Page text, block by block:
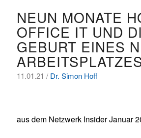
NEUN MONATE
OFFICE IT UND
GEBURT EINES
11.01.21 / Dr. Simon Hoff
aus dem Netzwerk Insider Januar